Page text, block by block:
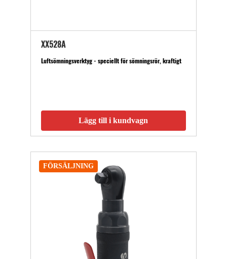
XX528A
Luftsömningsverktyg - speciellt för sömningsrör, kraftigt
Lägg till i kundvagn
FÖRSÄLJNING